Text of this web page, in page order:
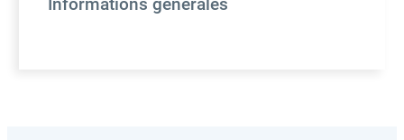
Informations générales